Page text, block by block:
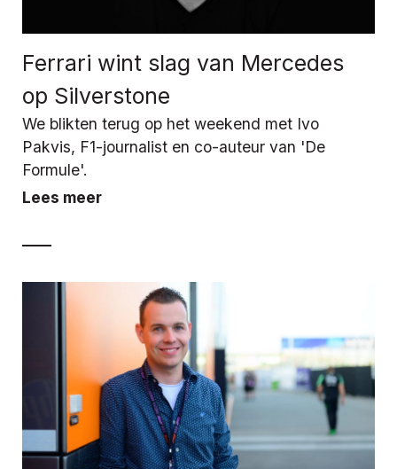
Ferrari wint slag van Mercedes
op Silverstone
We blikten terug op het weekend met Ivo
Pakvis, F1-journalist en co-auteur van 'De
Formule'.
Lees meer